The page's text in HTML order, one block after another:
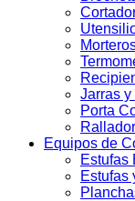
Jarras
Porta
Equipos de
Estufas
Estufas